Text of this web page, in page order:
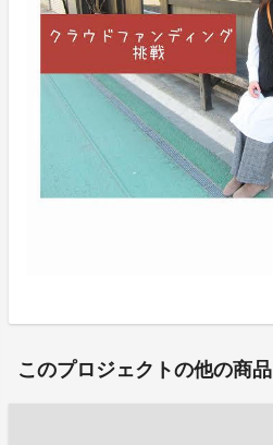
このプロジェクトの他の商品